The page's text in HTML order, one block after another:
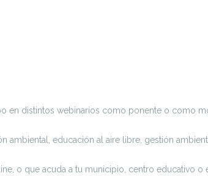
en distintos webinarios como ponente o como
ambiental, educación al aire libre, gestión
o que acuda a tu municipio, centro educativo o